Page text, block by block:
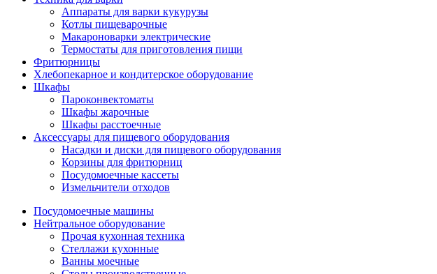
Аппараты для варки кукурузы
Котлы пищеварочные
Макароноварки электрические
Термостаты для приготовления пищи
Фритюрницы
Хлебопекарное и кондитерское оборудование
Шкафы
Пароконвектоматы
Шкафы жарочные
Шкафы расстоечные
Аксессуары для пищевого оборудования
Насадки и диски для пищевого оборудования
Корзины для фритюрниц
Посудомоечные кассеты
Измельчители отходов
Посудомоечные машины
Нейтральное оборудование
Прочая кухонная техника
Стеллажи кухонные
Ванны моечные